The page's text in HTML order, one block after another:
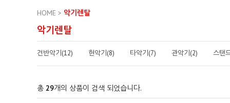
HOME > 악기렌탈
악기렌탈
건반악기(12) 현악기(8) 타악기(7) 관악기(2) 스탠
총 29개의 상품이 검색 되었습니다.